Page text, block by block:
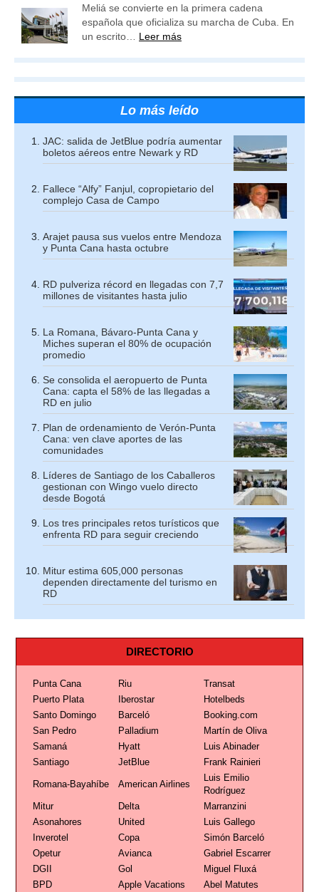
Meliá se convierte en la primera cadena
española que oficializa su marcha de Cuba. En
un escrito… Leer más
Lo más leído
JAC: salida de JetBlue podría aumentar
boletos aéreos entre Newark y RD
Fallece “Alfy” Fanjul, copropietario del
complejo Casa de Campo
Arajet pausa sus vuelos entre Mendoza
y Punta Cana hasta octubre
RD pulveriza récord en llegadas con 7,7
millones de visitantes hasta julio
La Romana, Bávaro-Punta Cana y
Miches superan el 80% de ocupación
promedio
Se consolida el aeropuerto de Punta
Cana: capta el 58% de las llegadas a
RD en julio
Plan de ordenamiento de Verón-Punta
Cana: ven clave aportes de las
comunidades
Líderes de Santiago de los Caballeros
gestionan con Wingo vuelo directo
desde Bogotá
Los tres principales retos turísticos que
enfrenta RD para seguir creciendo
Mitur estima 605,000 personas
dependen directamente del turismo en
RD
DIRECTORIO
Punta Cana Riu
Transat
Puerto Plata
Iberostar
Hotelbeds
Santo Domingo
Barceló
Booking.com
San Pedro
Palladium
Martín de Oliva
Samaná
Hyatt
Luis Abinader
Santiago
JetBlue Frank Rainieri
Romana-Bayahíbe American Airlines
Luis Emilio
Rodríguez
Mitur
Delta
Marranzini
Asonahores
United
Luis Gallego
Inverotel
Copa
Simón Barceló
Opetur
Avianca
Gabriel Escarrer
DGII
Gol
Miguel Fluxá
BPD
Apple Vacations Abel Matutes